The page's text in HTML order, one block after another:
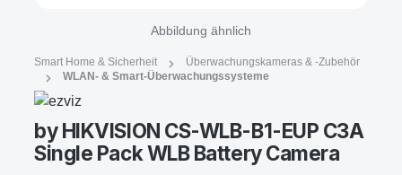
Abbildung ähnlich
Smart Home & Sicherheit
Überwachungskameras & -Zubehör
WLAN- & Smart-Überwachungssysteme
by HIKVISION CS-WLB-B1-EUP C3A
Single Pack WLB Battery Camera